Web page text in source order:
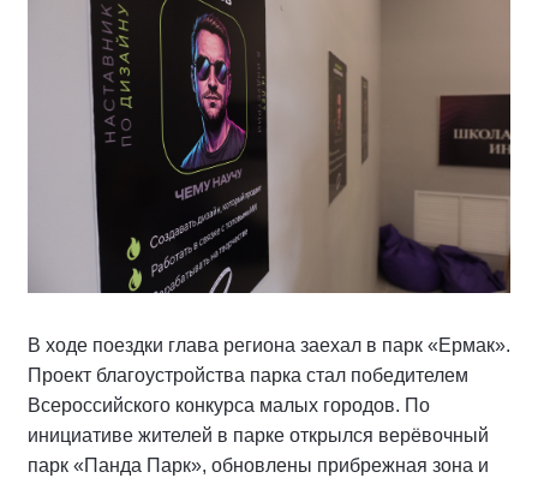
В ходе поездки глава региона заехал в парк «Ермак».
Проект благоустройства парка стал победителем
Всероссийского конкурса малых городов. По
инициативе жителей в парке открылся верёвочный
парк «Панда Парк», обновлены прибрежная зона и